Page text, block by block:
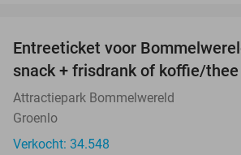
Entreeticket voor
snack + frisdrank of koffie/
Attractiepark Bommelwereld
Groenlo
Verkocht: 34.548